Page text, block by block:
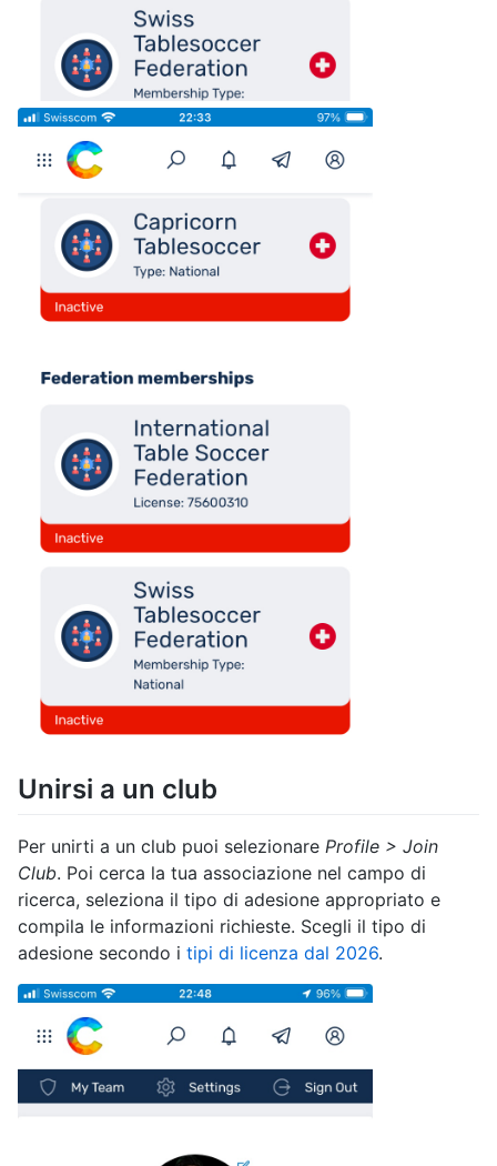
⁠Unirsi a un club
Per unirti a un club puoi selezionare Profile > Join
Club. Poi cerca la tua associazione nel campo di
ricerca, seleziona il tipo di adesione appropriato e
compila le informazioni richieste. Scegli il tipo di
adesione secondo i tipi di licenza dal 2026.